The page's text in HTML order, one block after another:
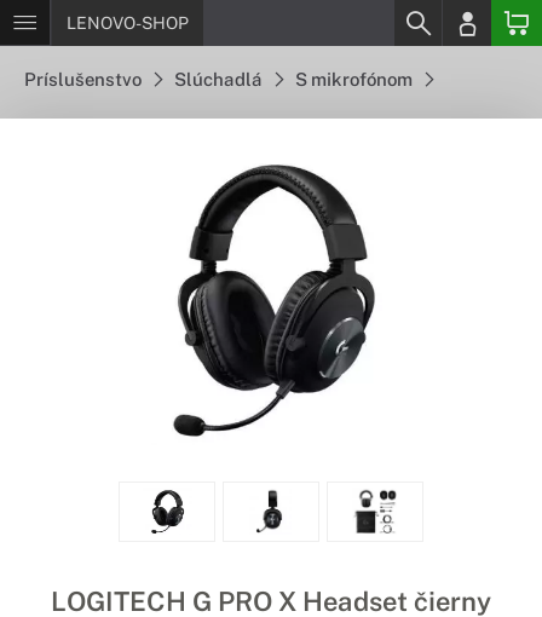
LENOVO-SHOP
Príslušenstvo Slúchadlá S mikrofónom
LOGITECH G PRO X Headset čierny